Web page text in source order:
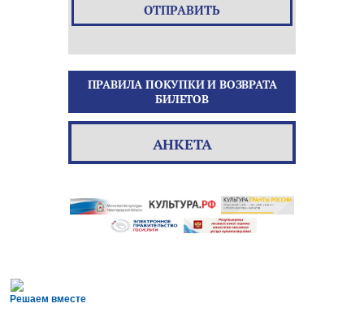
ОТПРАВИТЬ
ПРАВИЛА ПОКУПКИ И ВОЗВРАТА
БИЛЕТОВ
АНКЕТА
Решаем вместе